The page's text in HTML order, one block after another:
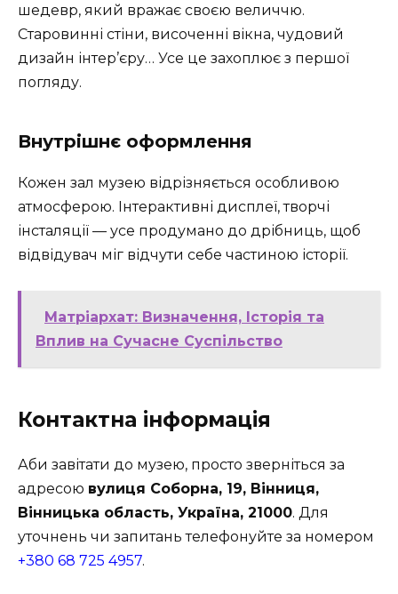
шедевр, який вражає своєю величчю.
Старовинні стіни, височенні вікна, чудовий
дизайн інтер’єру… Усе це захоплює з першої
погляду.
Внутрішнє оформлення
Кожен зал музею відрізняється особливою
атмосферою. Інтерактивні дисплеї, творчі
інсталяції — усе продумано до дрібниць, щоб
відвідувач міг відчути себе частиною історії.
Матріархат: Визначення, Історія та
Вплив на Сучасне Суспільство
Контактна інформація
Аби завітати до музею, просто зверніться за
адресою вулиця Соборна, 19, Вінниця,
Вінницька область, Україна, 21000. Для
уточнень чи запитань телефонуйте за номером
+380 68 725 4957.